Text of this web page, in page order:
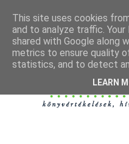
This site uses cookies
and to analyze traffic.
shared with Google along
metrics to ensure quality
statistics, and to detect
LEARN